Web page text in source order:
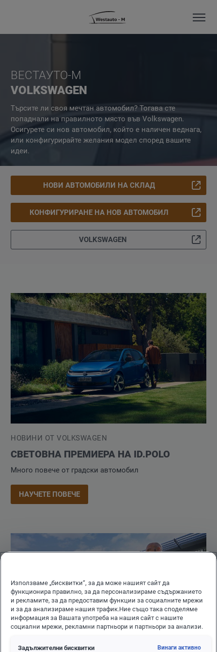
ВЕСТАУТО-М
VOLKSWAGEN
Търсите ли своя мечтан автомобил? Тогава сте
попаднали на правилното място във Volkswagen.
Осигурете си нов автомобил, който е наличен веднага,
или конфигурирайте желания модел според вашите
идеи.
НОВИ АВТОМОБИЛИ НА СКЛАД
КОНФИГУРИРАНЕ НА НОВ АВТОМОБИЛ
VOLKSWAGEN
НОВИНИ ОТ VOLKSWAGEN
СВЕТОВНА ПРЕМИЕРА НА ID.POLO
Много повече от градски автомобил
НАУЧЕТЕ ПОВЕЧЕ
Използваме „бисквитки“, за да може нашият сайт да
функционира правилно, за да персонализираме съдържанието
и рекламите, за да предоставим функции за социалните мрежи
и за да анализираме нашия трафик.Ние също така споделяме
информация за Вашата употреба на нашия сайт с нашите
социални мрежи, рекламни партньори и партньори за анализи.
Задължителни бисквитки Винаги активно